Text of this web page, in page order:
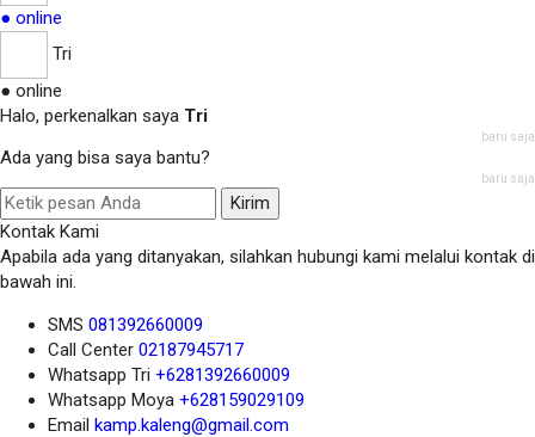
● online
Tri
● online
Halo, perkenalkan saya Tri
baru saja
Ada yang bisa saya bantu?
baru saja
Kirim
Kontak Kami
Apabila ada yang ditanyakan, silahkan hubungi kami melalui kontak di
bawah ini.
SMS 081392660009
Call Center 02187945717
Whatsapp Tri +6281392660009
Whatsapp Moya +628159029109
Email kamp.kaleng@gmail.com